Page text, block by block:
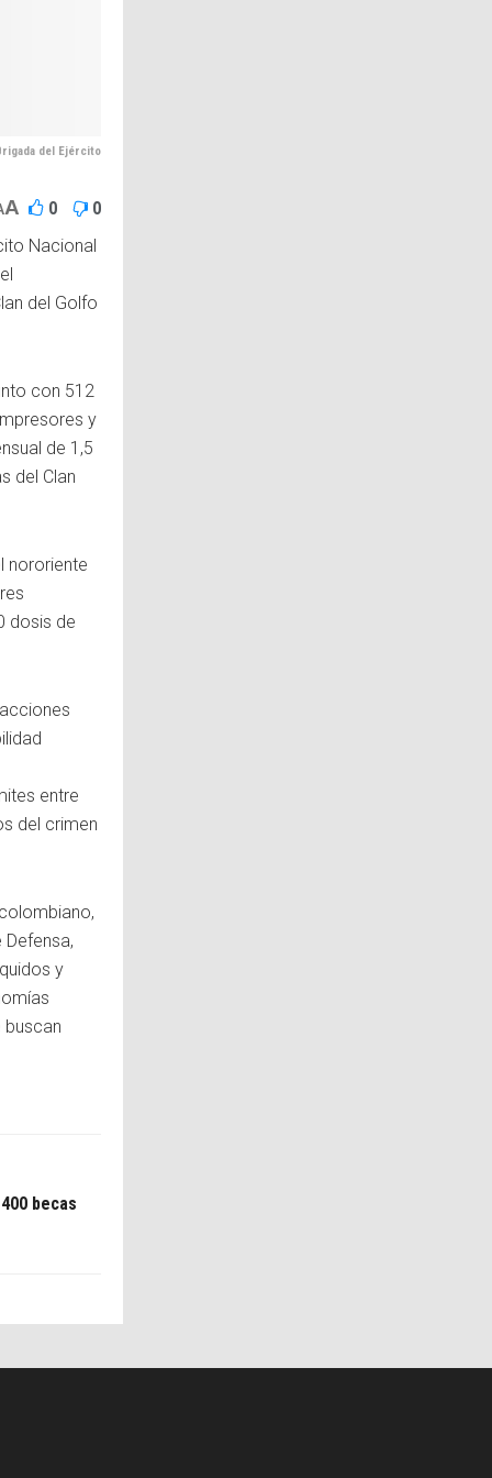
del Ejército
A 0
0
Nacional
del Golfo
con 512
y
de 1,5
del Clan
nororiente
dosis de
entre
del crimen
y
buscan
becas